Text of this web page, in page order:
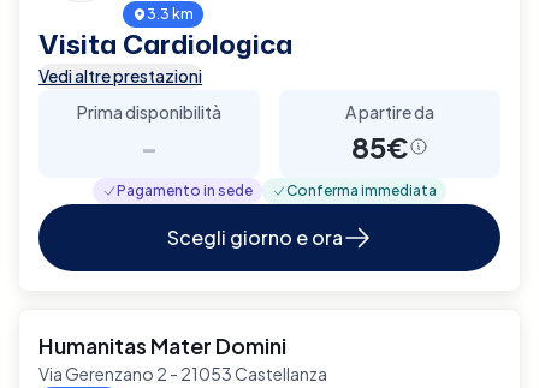
3.3 km
Visita Cardiologica
Vedi altre prestazioni
Prima disponibilità
-
A partire da
85€
Pagamento in sede Conferma immediata
Scegli giorno e ora
Humanitas Mater Domini
Via Gerenzano 2 - 21053 Castellanza